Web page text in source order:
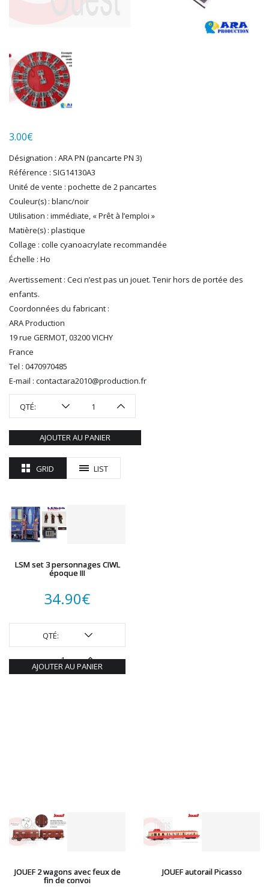
KOLIBRI
LGB
LS MODELS
MAKETTE
MARLKIN
NOREV
NOVATEUR MODELES
PECO
PG mini
PIKO
PN SUD MODELISME
PREISER
PRINCE AUGUST
R37
REDUTEX
REE
RÉGIONS ET COMPAGNIES
ROCO
ROTOMAGUS
ROUTE 87
SAI
TAMIYA
Trains-O-Matic
TRIX
VIESSMANN
WIKING
3.00€
Désignation : ARA PN (pancarte PN 3)
Référence : SIG14130A3
Unité de vente : pochette de 2 pancartes
Couleur(s) : blanc/noir
Utilisation : immédiate, « Prêt à l’emploi »
Matière(s) : plastique
Collage : colle cyanoacrylate recommandée
Échelle : Ho
Avertissement : Ceci n’est pas un jouet. Tenir hors de portée des
enfants.
Coordonnées du fabricant :
ARA Production
19 rue GERMOT, 03200 VICHY
France
Tel : 0470970485
E-mail : contactara2010@production.fr
QTÉ:
AJOUTER AU PANIER
GRID LIST
LSM set 3 personnages CIWL
époque III
34.90€
QTÉ:
AJOUTER AU PANIER
JOUEF 2 wagons avec feux de
fin de convoi
JOUEF autorail Picasso